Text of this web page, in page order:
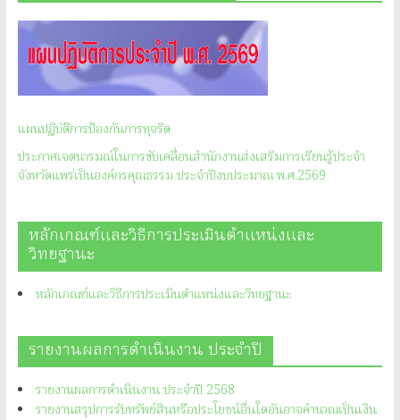
แผนปฏิบัติการป้องกันการทุจริต
ประกาศเจตนารมณ์ในการขับเคลื่อนสำนักงานส่งเสริมการเรียนรู้ประจำ
จังหวัดแพร่เป็นองค์กรคุณธรรม ประจำปีงบประมาณ พ.ศ.2569
หลักเกณฑ์และวิธีการประเมินตำแหน่งและ
วิทยฐานะ
หลักเกณฑ์และวิธีการประเมินตำแหน่งและวิทยฐานะ
รายงานผลการดำเนินงาน ประจำปี
รายงานผลการดำเนินงาน ประจำปี 2568
รายงานสรุปการรับทรัพย์สินหรือประโยชน์อื่นใดอันอาจคำนวณเป็นเงิน